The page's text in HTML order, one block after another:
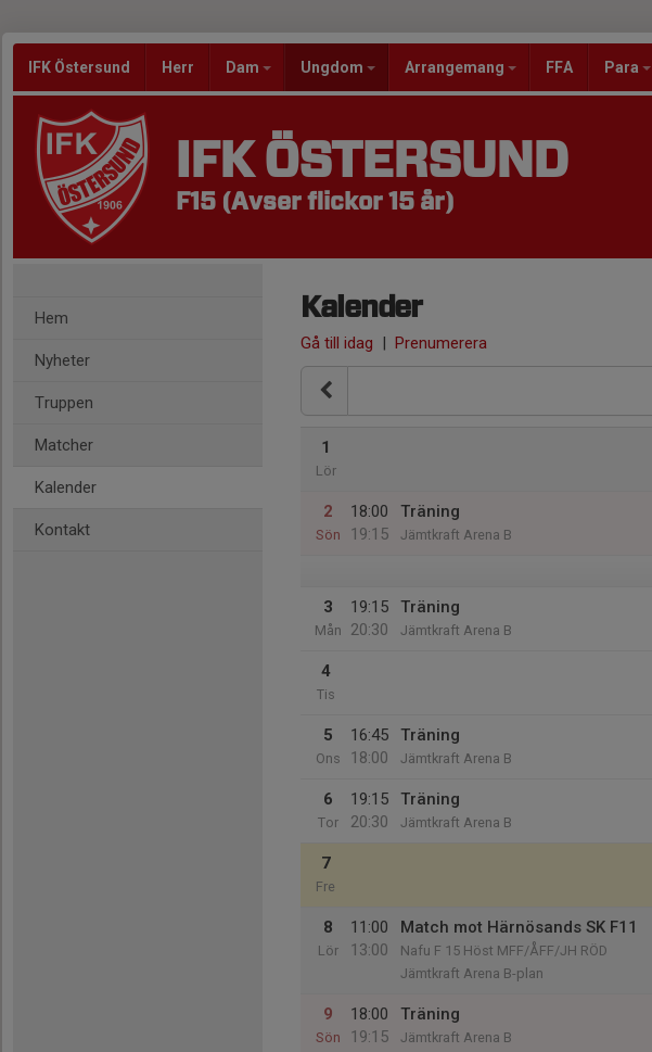
IFK Östersund Herr Dam Ungdom Arrangemang FFA Para
IFK ÖSTERSUND
F15 (Avser flickor 15 år)
Hem
Nyheter
Truppen
Matcher
Kalender
Kontakt
Kalender
Gå till idag | Prenumerera
1
Lör
2
Sön
18:00
19:15
Träning
Jämtkraft Arena B
3
Mån
19:15
20:30
Träning
Jämtkraft Arena B
4
Tis
5
Ons
16:45
18:00
Träning
Jämtkraft Arena B
6
Tor
19:15
20:30
Träning
Jämtkraft Arena B
7
Fre
8
Lör
11:00
13:00
Match mot Härnösands SK F11
Nafu F 15 Höst MFF/ÅFF/JH RÖD
Jämtkraft Arena B-plan
9
Sön
18:00
19:15
Träning
Jämtkraft Arena B